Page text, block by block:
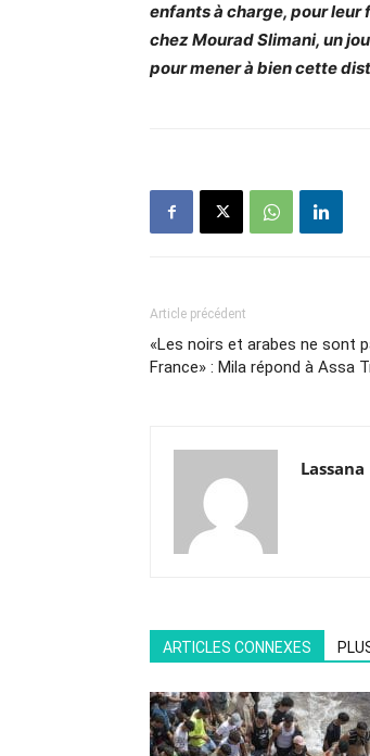
enfants à charge, pour leur
chez Mourad Slimani, un
pour mener à bien cette
Article précédent
«Les noirs et arabes ne sont
France» : Mila répond à Assa
Lassana
ARTICLES CONNEXES